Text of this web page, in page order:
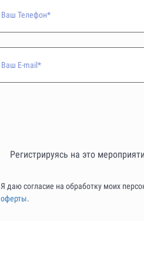
Ваш Телефон*
Ваш E-mail*
Регистрируясь на это
Я даю согласие на обработку моих
оферты.